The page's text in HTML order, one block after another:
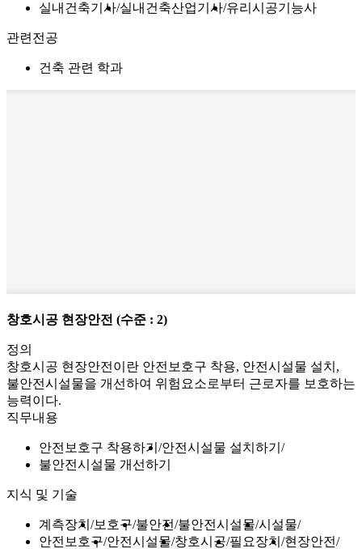
실내건축기사 실내건축산업기사 유리시공기능사
관련전공
건축 관련 학과
창호시공 현장안전 (수준 : 2)
정의
창호시공 현장안전이란 안전보호구 착용, 안전시설물 설치,
불안전시설물을 개선하여 위험요소로부터 근로자를 보호하는
능력이다.
직무내용
안전보호구 착용하기
안전시설물 설치하기
불안전시설물 개선하기
지식 및 기술
계측장치 보호구 불안전 불안전시설물 시설물
안전보호구 안전시설물 창호시공 필요장치 현장안전